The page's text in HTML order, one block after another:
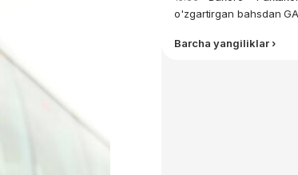
o'zgartirgan bahsdan
Barcha yangiliklar ›